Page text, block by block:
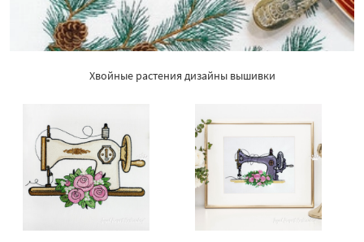
Хвойные растения дизайны вышивки